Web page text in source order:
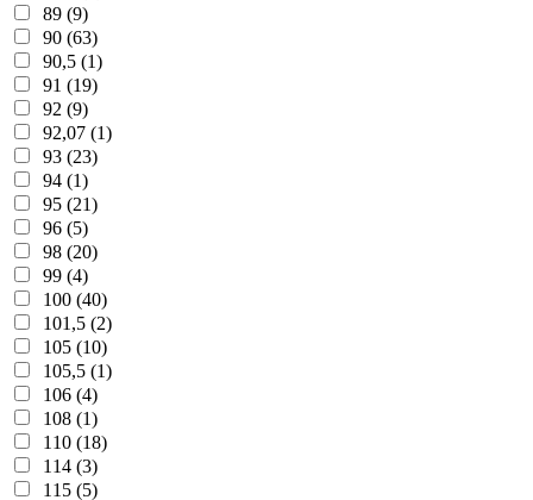
89 (9)
90 (63)
90,5 (1)
91 (19)
92 (9)
92,07 (1)
93 (23)
94 (1)
95 (21)
96 (5)
98 (20)
99 (4)
100 (40)
101,5 (2)
105 (10)
105,5 (1)
106 (4)
108 (1)
110 (18)
114 (3)
115 (5)